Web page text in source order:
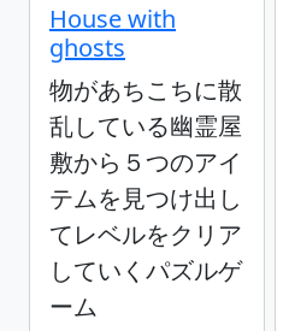
House with
ghosts
物があちこちに散
乱している幽霊屋
敷から５つのアイ
テムを見つけ出し
てレベルをクリア
していくパズルゲ
ーム